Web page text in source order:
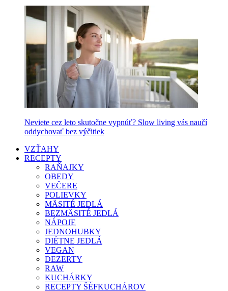
Neviete cez leto skutočne vypnúť? Slow living vás naučí
oddychovať bez výčitiek
VZŤAHY
RECEPTY
RAŇAJKY
OBEDY
VEČERE
POLIEVKY
MÄSITÉ JEDLÁ
BEZMÄSITÉ JEDLÁ
NÁPOJE
JEDNOHUBKY
DIÉTNE JEDLÁ
VEGAN
DEZERTY
RAW
KUCHÁRKY
RECEPTY ŠÉFKUCHÁROV